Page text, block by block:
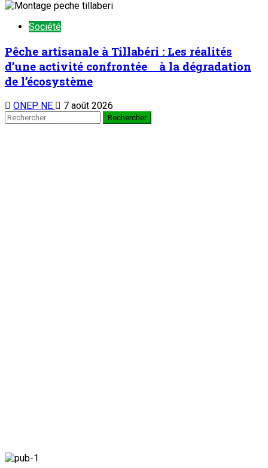
Société
Pêche artisanale à Tillabéri : Les réalités
d’une activité confrontée à la dégradation
de l’écosystème
ONEP NE 7 août 2026